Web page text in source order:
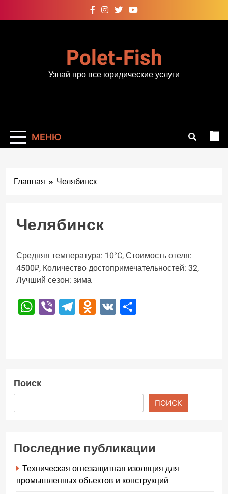
к
Polet-Fish
Узнай про все юридические услуги
МЕНЮ
Главная Челябинск
Челябинск
Средняя температура: 10°C, Стоимость отеля:
4500₽, Количество достопримечательностей: 32,
Лучший сезон: зима
WhatsApp
ViberTelegram
Odnoklassniki
VK
Поиск
ПОИСК
Последние публикации
Техническая огнезащитная изоляция для
промышленных объектов и конструкций